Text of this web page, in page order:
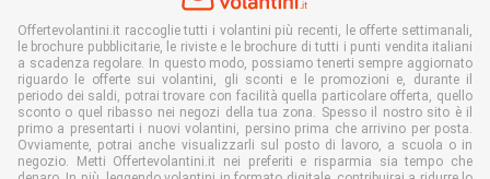
Offertevolantini.it raccoglie tutti i volantini più recenti, le offerte settimanali,
le brochure pubblicitarie, le riviste e le brochure di tutti i punti vendita italiani
a scadenza regolare. In questo modo, possiamo tenerti sempre aggiornato
riguardo le offerte sui volantini, gli sconti e le promozioni e, durante il
periodo dei saldi, potrai trovare con facilità quella particolare offerta, quello
sconto o quel ribasso nei negozi della tua zona. Spesso il nostro sito è il
primo a presentarti i nuovi volantini, persino prima che arrivino per posta.
Ovviamente, potrai anche visualizzarli sul posto di lavoro, a scuola o in
negozio. Metti Offertevolantini.it nei preferiti e risparmia sia tempo che